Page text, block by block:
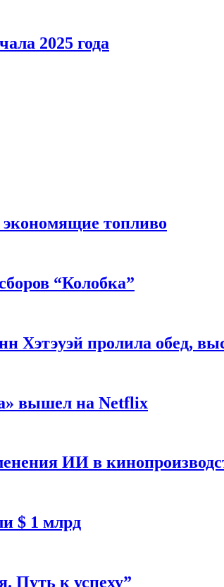
2025 года
топливо
“Колобка”
Хэтэуэй пролила обед,
вышел на Netflix
ИИ в
$ 1 млрд
Путь к успеху”